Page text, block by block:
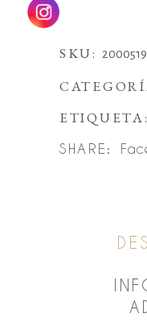
SKU:
ETIQUETA:
SHARE: